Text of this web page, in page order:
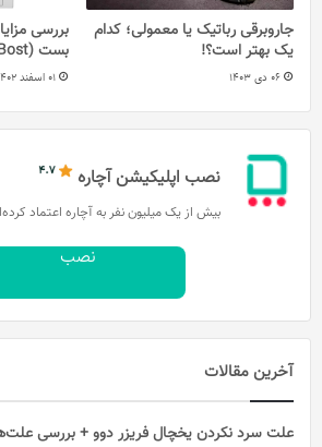
جاروبرقی رباتیک یا معمولی؛ کدام
یک بهتر است؟!
06 دی 1403
بررسی
بست (Bost)
01 اسفند 1402
نصب اپلیکیشن آچاره
بیش از یک میلیون نفر به آچاره اعتماد
نصب
آخرین مقالات
علت سرد نکردن یخچال فریزر دوو + بررسی